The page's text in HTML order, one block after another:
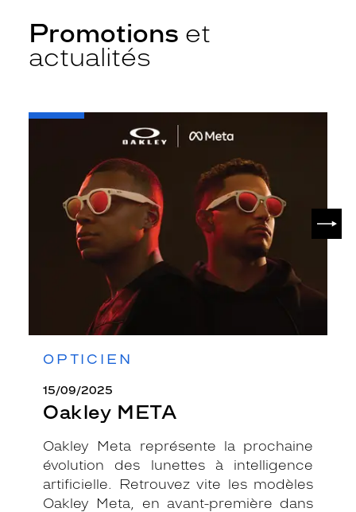
Promotions et
actualités
OPTICIEN
15/09/2025
Oakley META
Oakley Meta représente la prochaine
évolution des lunettes à intelligence
artificielle. Retrouvez vite les modèles
Oakley Meta, en avant-première dans
-